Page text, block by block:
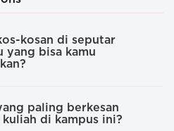
kosan di seputar
yang bisa kamu
paling berkesan
kuliah di kampus ini?